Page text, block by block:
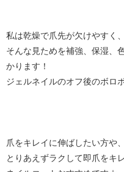
私は乾燥で爪先が欠けやすく
そんな見ためを補強、保湿、
かります！
ジェルネイルのオフ後のボロ
爪をキレイに伸ばしたい方や
とりあえずラクして即爪をキ